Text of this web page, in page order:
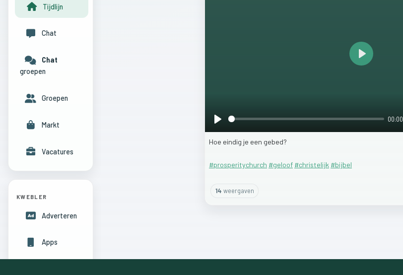
00:00
Play
Hoe eindig je een gebed?
#prosperitychurch #geloof #christelijk #bijbel
14 weergaven
Tijdlijn
Chat
Chat
groepen
Groepen
Markt
Vacatures
KWEBLER
Adverteren
Apps